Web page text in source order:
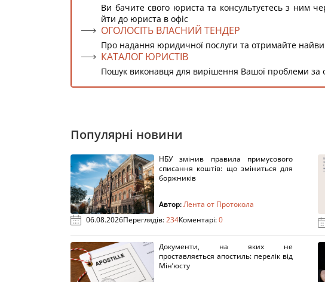
Ви бачите свого юриста та консультуєтесь з ним
йти до юриста в офіс
ОГОЛОСІТЬ ВЛАСНИЙ ТЕНДЕР
Про надання юридичної послуги та отримайте
КАТАЛОГ ЮРИСТІВ
Пошук виконавця для вирішення Вашої проблеми
Популярні новини
НБУ змінив правила примусового
списання коштів: що зміниться для
боржників
Автор:Лента от Протокола
06.08.2026Переглядів:234Коментарі:0
Документи, на яких не
проставляється апостиль: перелік від
Мін’юсту